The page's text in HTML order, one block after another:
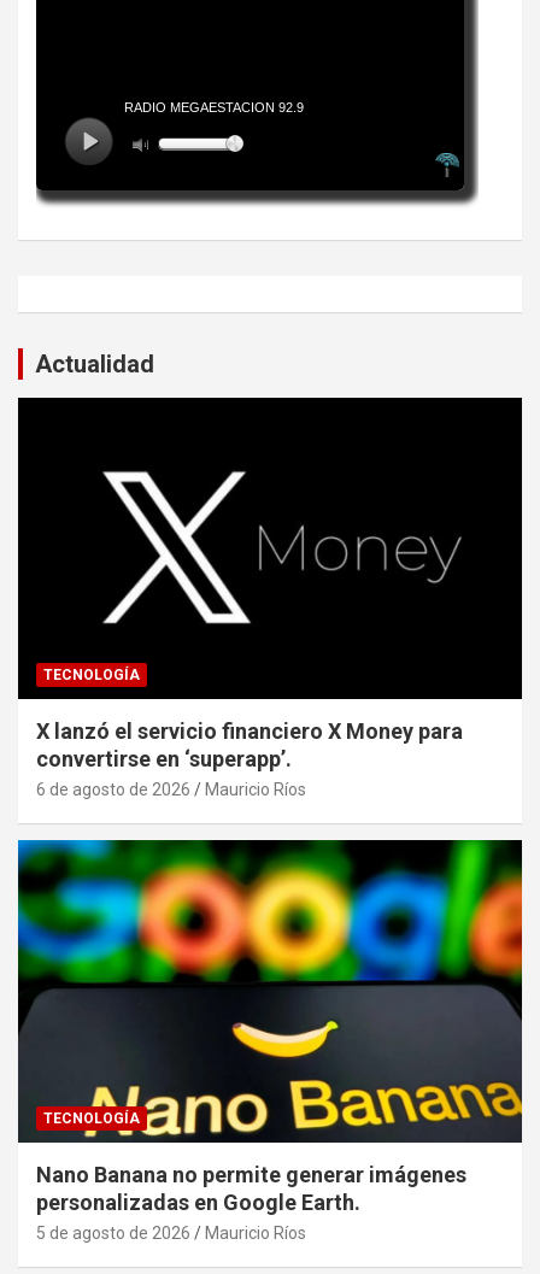
Actualidad
TECNOLOGÍA
X lanzó el servicio financiero X Money para
convertirse en ‘superapp’.
6 de agosto de 2026 Mauricio Ríos
TECNOLOGÍA
Nano Banana no permite generar imágenes
personalizadas en Google Earth.
5 de agosto de 2026 Mauricio Ríos